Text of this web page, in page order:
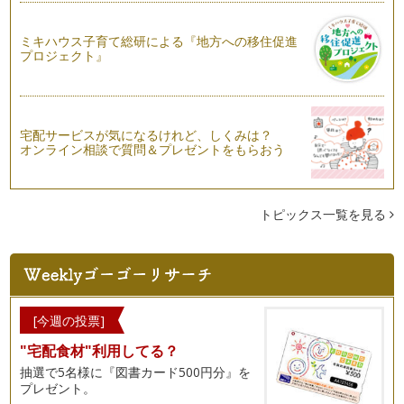
ミキハウス子育て総研による『地方への移住促進
プロジェクト』
宅配サービスが気になるけれど、しくみは？
オンライン相談で質問＆プレゼントをもらおう
トピックス一覧を見る
[今週の投票]
"宅配食材"利用してる？
抽選で5名様に『図書カード500円分』を
プレゼント。